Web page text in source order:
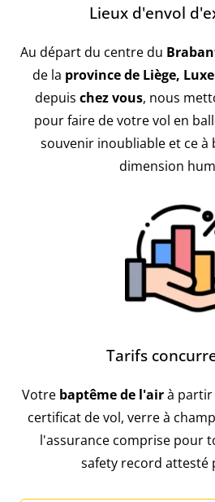
Lieux d'envol
Au départ du centre du
de la province de Liège,
depuis chez vous, nous
pour faire de votre vol en
souvenir inoubliable et ce à
dimension
Tarifs
Votre baptême de l'airà partir
certificat de vol, verre à
l'assurance comprise pour
safety record attesté